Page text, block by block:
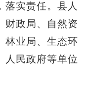
落实责任。县人
财政局、自然资
林业局、生态环
人民政府等单位